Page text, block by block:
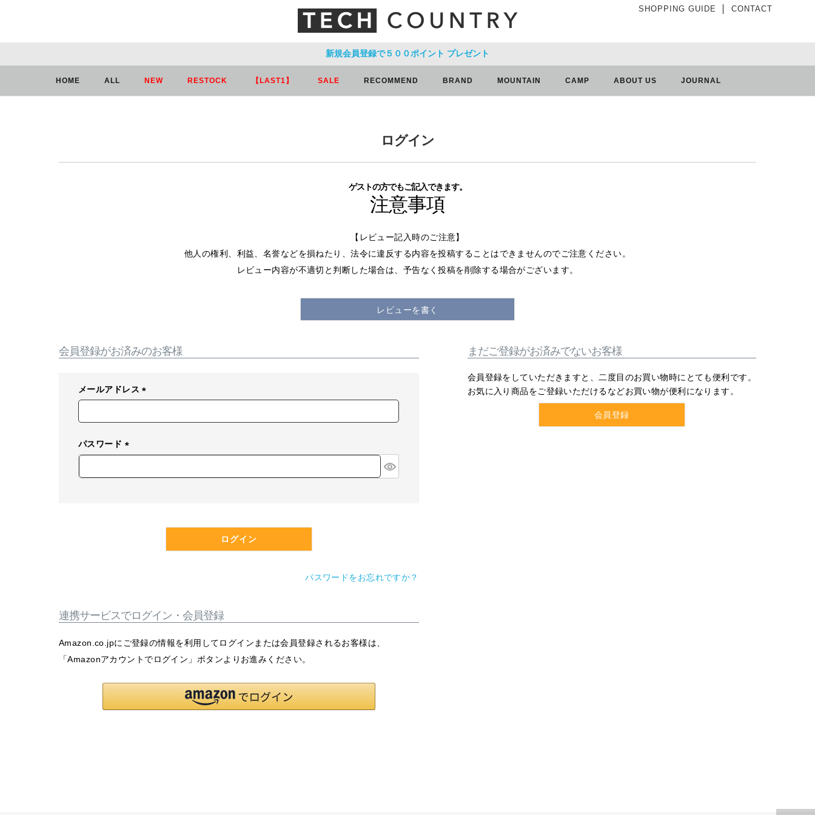
SHOPPING GUIDE CONTACT
新規会員登録で５００ポイント プレゼント
HOME ALL NEW RESTOCK 【LAST1】 SALE RECOMMEND BRAND MOUNTAIN CAMP ABOUT US JOURNAL
ログイン
ゲストの方でもご記入できます。
注意事項
【レビュー記入時のご注意】
他人の権利、利益、名誉などを損ねたり、法令に違反する内容を投稿することはできませんのでご注意ください。
レビュー内容が不適切と判断した場合は、予告なく投稿を削除する場合がございます。
レビューを書く
会員登録がお済みのお客様
メールアドレス
必
パスワード
ログイン
パスワードをお忘れですか？
連携サービスでログイン・会員登録
Amazon.co.jpにご登録の情報を利用してログインまたは会員登録されるお客様は、
「Amazonアカウントでログイン」ボタンよりお進みください。
まだご登録がお済みでないお客様
会員登録をしていただきますと、二度目のお買い物時にとても便利です。
お気に入り商品をご登録いただけるなどお買い物が便利になります。
会員登録